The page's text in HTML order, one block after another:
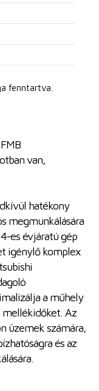
fenntartva.
van,
hatékony
megmunkálására
es évjáratú gép
igénylő komplex
a műhely
Az
üzemek számára,
és az